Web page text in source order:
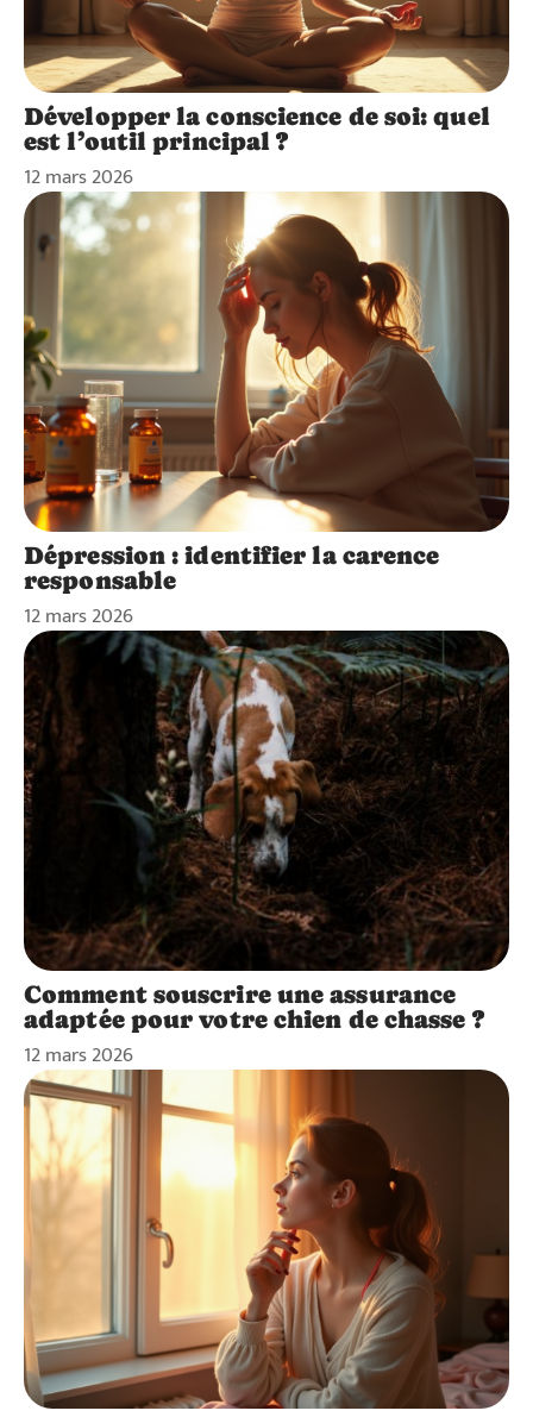
Développer la conscience de soi: quel
est l’outil principal ?
12 mars 2026
Dépression : identifier la carence
responsable
12 mars 2026
Comment souscrire une assurance
adaptée pour votre chien de chasse ?
12 mars 2026